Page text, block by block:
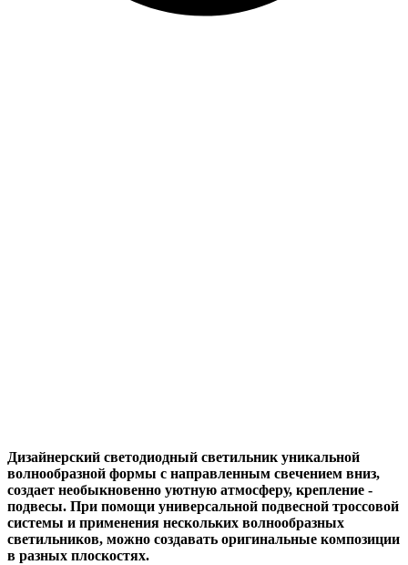
Дизайнерский светодиодный светильник уникальной
волнообразной формы с направленным свечением вниз,
создает необыкновенно уютную атмосферу, крепление -
подвесы. При помощи универсальной подвесной троссовой
системы и применения нескольких волнообразных
светильников, можно создавать оригинальные композиции
в разных плоскостях.